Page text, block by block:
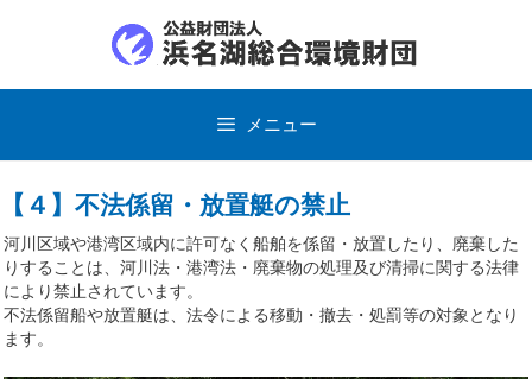
メニュー
【４】不法係留・放置艇の禁止
河川区域や港湾区域内に許可なく船舶を係留・放置したり、廃棄した
りすることは、河川法・港湾法・廃棄物の処理及び清掃に関する法律
により禁止されています。
不法係留船や放置艇は、法令による移動・撤去・処罰等の対象となり
ます。